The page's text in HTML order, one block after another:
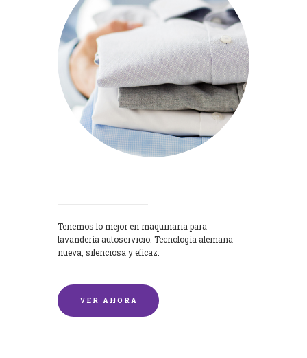
Tenemos lo mejor en maquinaria para
lavandería autoservicio. Tecnología alemana
nueva, silenciosa y eficaz.
VER AHORA